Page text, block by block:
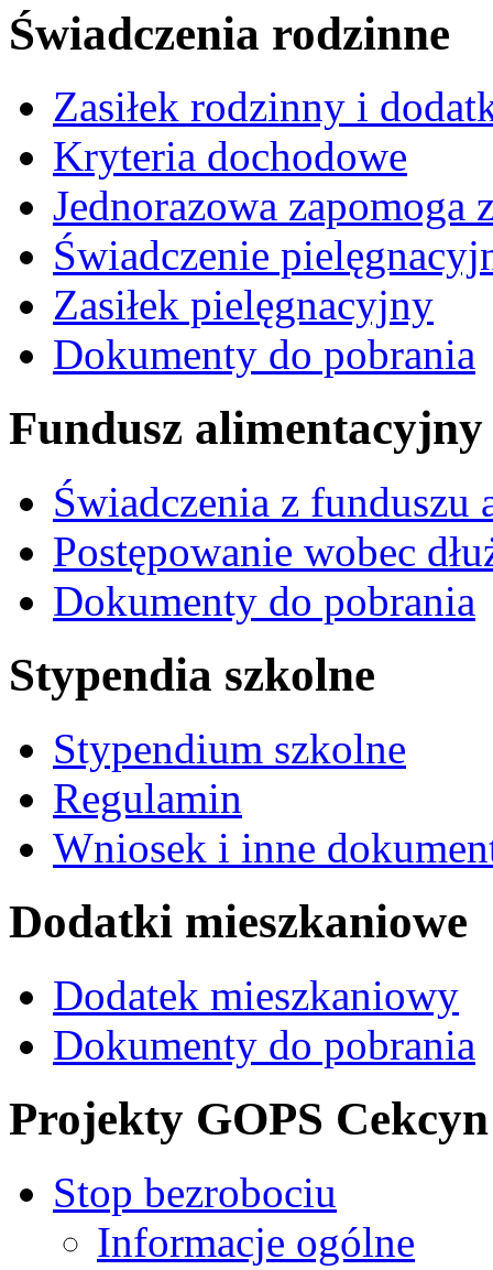
Świadczenia rodzinne
Zasiłek rodzinny i
Kryteria dochodowe
Jednorazowa zapomoga
Świadczenie
Zasiłek pielęgnacyjny
Dokumenty do pobrania
Fundusz alimentacyjny
Świadczenia z funduszu
Postępowanie wobec
Dokumenty do pobrania
Stypendia szkolne
Stypendium szkolne
Regulamin
Wniosek i inne
Dodatki mieszkaniowe
Dodatek mieszkaniowy
Dokumenty do pobrania
Projekty GOPS Cekcyn
Stop bezrobociu
Informacje ogólne